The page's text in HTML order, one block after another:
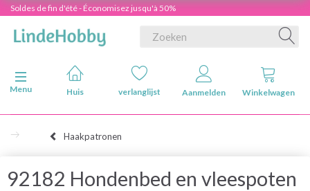
Soldes de fin d'été - Économisez jusqu'à 50%
Navigatie in-/uitschakelen
Menu
Huis verlanglijst Aanmelden Winkelwagen
Haakpatronen
92182 Hondenbed en vleespoten